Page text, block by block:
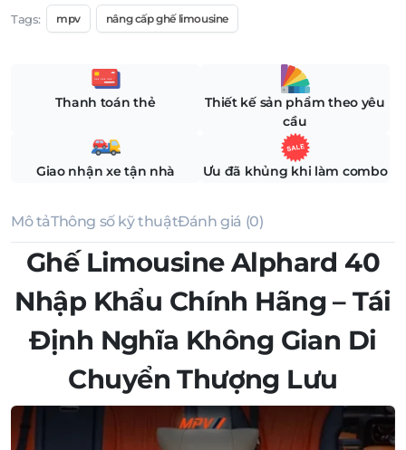
Tags: mpv nâng cấp ghế limousine
Thanh toán thẻ
Thiết kế sản phẩm theo yêu
cầu
Giao nhận xe tận nhà Ưu đã khủng khi làm combo
Mô tảThông số kỹ thuậtĐánh giá (0)
Ghế Limousine Alphard 40
Nhập Khẩu Chính Hãng – Tái
Định Nghĩa Không Gian Di
Chuyển Thượng Lưu